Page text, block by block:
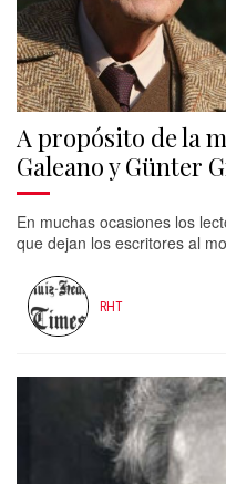
A propósito de la
Galeano y Günter
En muchas ocasiones los
que dejan los escritores al
RHT